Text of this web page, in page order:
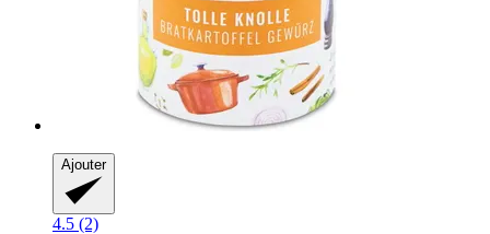
Ajouter
4.5 (2)